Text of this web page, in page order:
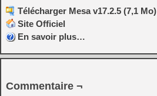
Télécharger Mesa v17.2.5 (7,1 Mo)
Site Officiel
En savoir plus…
Commentaire ¬